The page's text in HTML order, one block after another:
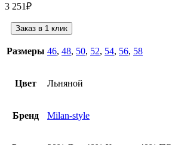
3 251₽
Заказ в 1 клик
Размеры 46, 48, 50, 52, 54, 56, 58
Цвет Льняной
Бренд Milan-style